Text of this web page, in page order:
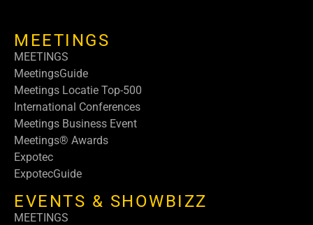
MEETINGS
MEETINGS
MeetingsGuide
Meetings Locatie Top-500
International Conferences
Meetings Business Event
Meetings® Awards
Expotec
ExpotecGuide
EVENTS & SHOWBIZZ
MEETINGS